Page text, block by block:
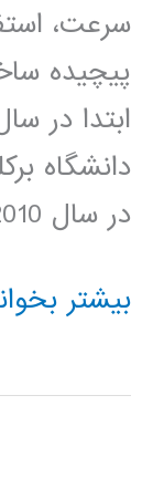
سرعت،
پیچیده
در سال 2010 […]
آموزش
اسپارک
بیشتر